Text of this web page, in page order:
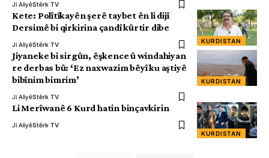
Ji AliyêStêrk TV
KURDISTAN
Kete: Polîtîkayên şerê taybet ên li dijî
Dersimê bi qirkirina çandî kûrtir dibe
Ji AliyêStêrk TV
KURDISTAN
Jiyaneke bi sirgûn, êşkence û windahiyan
re derbas bû: ‘Ez naxwazim bêyî ku aştiyê
bibînim bimrim’
Ji AliyêStêrk TV
KURDISTAN
Li Merîwanê 6 Kurd hatin binçavkirin
Ji AliyêStêrk TV